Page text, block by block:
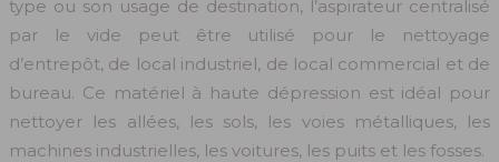
type ou son usage de destination, l’aspirateur centralisé
par le vide peut être utilisé pour le nettoyage
d’entrepôt, de local industriel, de local commercial et de
bureau. Ce matériel à haute dépression est idéal pour
nettoyer les allées, les sols, les voies métalliques, les
machines industrielles, les voitures, les puits et les fosses.